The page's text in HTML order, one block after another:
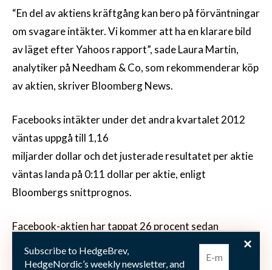
“En del av aktiens kräftgång kan bero på förväntningar
om svagare intäkter. Vi kommer att ha en klarare bild
av läget efter Yahoos rapport”, sade Laura Martin,
analytiker på Needham & Co, som rekommenderar köp
av aktien, skriver Bloomberg News.
Facebooks intäkter under det andra kvartalet 2012
väntas uppgå till 1,16
miljarder dollar och det justerade resultatet per aktie
väntas landa på 0:11 dollar per aktie, enligt
Bloombergs snittprognos.
Facebook-aktien har tappat 26 procent sedan
rapport för det andra kvartalet väntas den 26 juli.
Subscribe to HedgeBrev,
HedgeNordic’s weekly newsletter, and